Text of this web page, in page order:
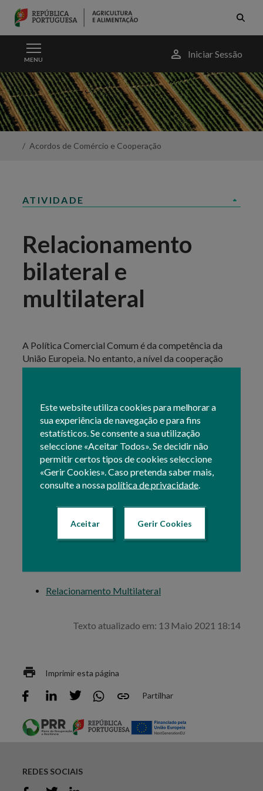
Skip to Main Content
MENU
Menu
utilizador
Iniciar Sessão
Relacionamento
bilateral
e
multilateral
-
Este website utiliza cookies para melhorar a
sua experiência de navegação e para fins
estatísticos. Se consente a sua utilização
seleccione «Aceitar Todos». Se decidir não
permitir certos tipos de cookies seleccione
«Gerir Cookies». Caso pretenda saber mais,
consulte a nossapolítica de privacidade
Aceitar Gerir Cookies
Acordos de Comércio e Cooperação
ATIVIDADE
Relacionamento
bilateral e
multilateral
A Política Comercial Comum é da competência da
União Europeia. No entanto, a nível da cooperação
económica e técnica, cada Estado-Membro pode
cooperação.
O Gabinete de Planeamento, Políticas e
Administração Geral (GPP) disponibiliza no seu
websitewww.gpp.pt- na plataforma
GlobalAgriMar- informação sobre a Política
Comercial no âmbito da OMC, Estratégia de Acesso
Tributação e os Acordos sobre Promoção e Proteção
Recíprocas de Investimentos.
Relacionamento Multilateral
Texto atualizado em: 13 Maio 2021 18:14
Imprimir esta página
Partilhar
REDES SOCIAIS